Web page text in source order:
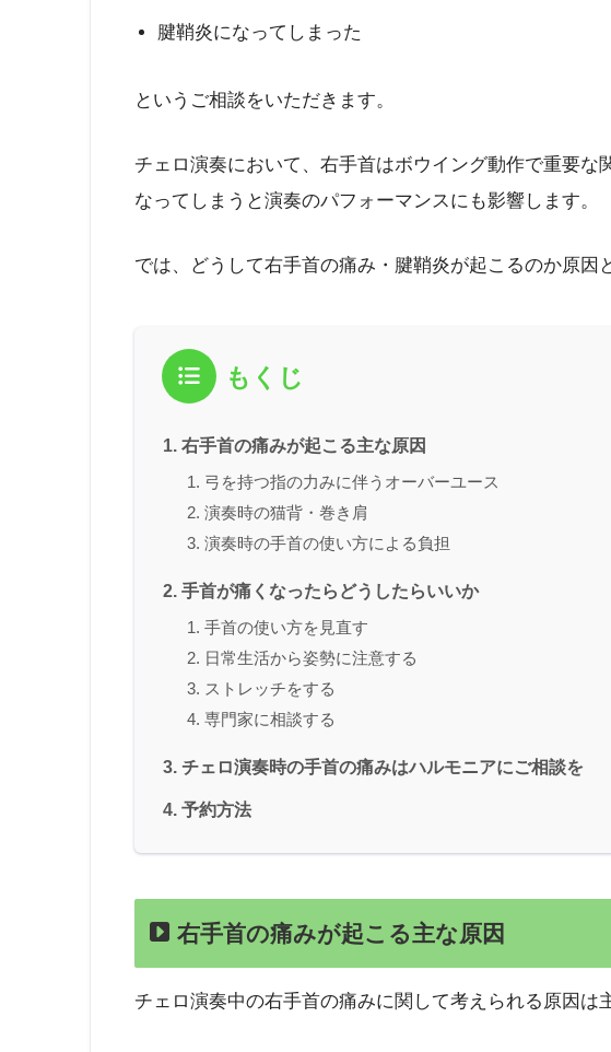
腱鞘炎になってしまった
というご相談をいただきます。
チェロ演奏において、右手首はボウイング動作で重要な
なってしまうと演奏のパフォーマンスにも影響します。
では、どうして右手首の痛み・腱鞘炎が起こるのか原因
もくじ
右手首の痛みが起こる主な原因
弓を持つ指の力みに伴うオーバーユース
演奏時の猫背・巻き肩
演奏時の手首の使い方による負担
手首が痛くなったらどうしたらいいか
手首の使い方を見直す
日常生活から姿勢に注意する
ストレッチをする
専門家に相談する
チェロ演奏時の手首の痛みはハルモニアにご相談を
予約方法
右手首の痛みが起こる主な原因
チェロ演奏中の右手首の痛みに関して考えられる原因は